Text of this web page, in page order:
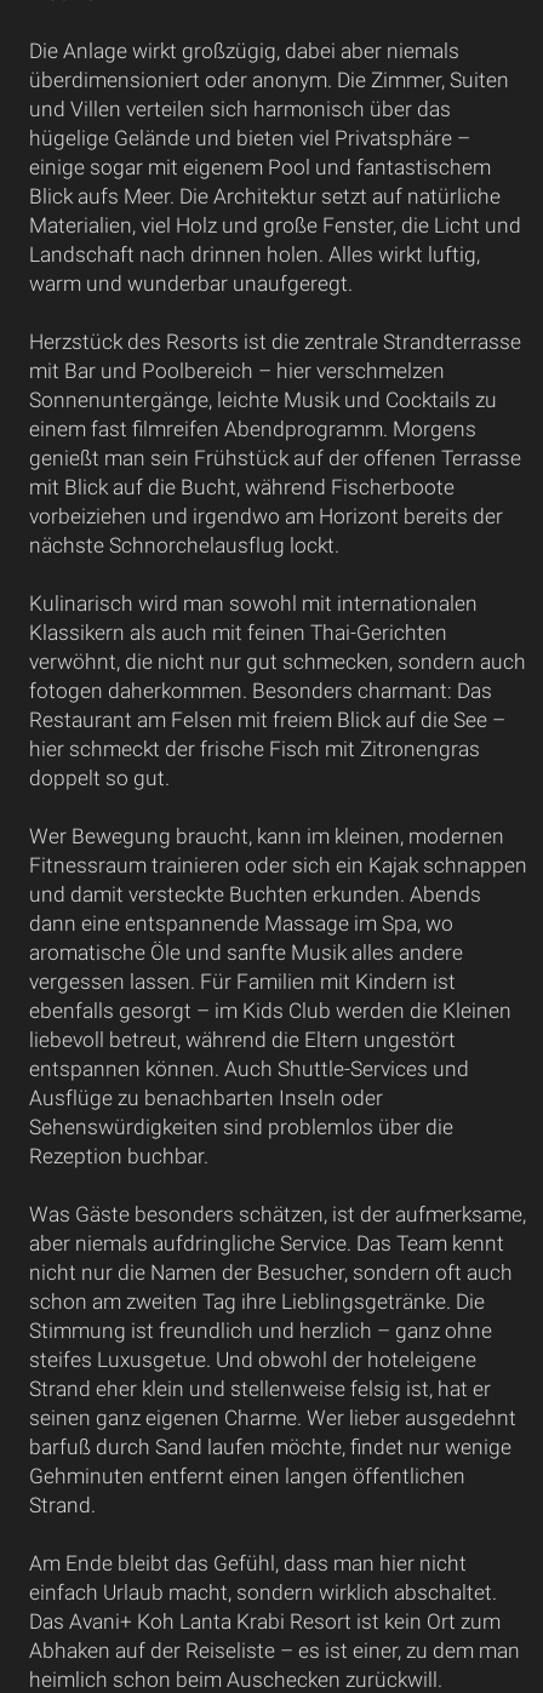
Die Anlage wirkt großzügig, dabei aber niemals
überdimensioniert oder anonym. Die Zimmer, Suiten
und Villen verteilen sich harmonisch über das
hügelige Gelände und bieten viel Privatsphäre –
einige sogar mit eigenem Pool und fantastischem
Blick aufs Meer. Die Architektur setzt auf natürliche
Materialien, viel Holz und große Fenster, die Licht und
Landschaft nach drinnen holen. Alles wirkt luftig,
warm und wunderbar unaufgeregt.
Herzstück des Resorts ist die zentrale Strandterrasse
mit Bar und Poolbereich – hier verschmelzen
Sonnenuntergänge, leichte Musik und Cocktails zu
einem fast filmreifen Abendprogramm. Morgens
genießt man sein Frühstück auf der offenen Terrasse
mit Blick auf die Bucht, während Fischerboote
vorbeiziehen und irgendwo am Horizont bereits der
nächste Schnorchelausflug lockt.
Kulinarisch wird man sowohl mit internationalen
Klassikern als auch mit feinen Thai-Gerichten
verwöhnt, die nicht nur gut schmecken, sondern auch
fotogen daherkommen. Besonders charmant: Das
Restaurant am Felsen mit freiem Blick auf die See –
hier schmeckt der frische Fisch mit Zitronengras
doppelt so gut.
Wer Bewegung braucht, kann im kleinen, modernen
Fitnessraum trainieren oder sich ein Kajak schnappen
und damit versteckte Buchten erkunden. Abends
dann eine entspannende Massage im Spa, wo
aromatische Öle und sanfte Musik alles andere
vergessen lassen. Für Familien mit Kindern ist
ebenfalls gesorgt – im Kids Club werden die Kleinen
liebevoll betreut, während die Eltern ungestört
entspannen können. Auch Shuttle-Services und
Ausflüge zu benachbarten Inseln oder
Sehenswürdigkeiten sind problemlos über die
Rezeption buchbar.
Was Gäste besonders schätzen, ist der aufmerksame,
aber niemals aufdringliche Service. Das Team kennt
nicht nur die Namen der Besucher, sondern oft auch
schon am zweiten Tag ihre Lieblingsgetränke. Die
Stimmung ist freundlich und herzlich – ganz ohne
steifes Luxusgetue. Und obwohl der hoteleigene
Strand eher klein und stellenweise felsig ist, hat er
seinen ganz eigenen Charme. Wer lieber ausgedehnt
barfuß durch Sand laufen möchte, findet nur wenige
Gehminuten entfernt einen langen öffentlichen
Strand.
Am Ende bleibt das Gefühl, dass man hier nicht
einfach Urlaub macht, sondern wirklich abschaltet.
Das Avani+ Koh Lanta Krabi Resort ist kein Ort zum
Abhaken auf der Reiseliste – es ist einer, zu dem man
heimlich schon beim Auschecken zurückwill.